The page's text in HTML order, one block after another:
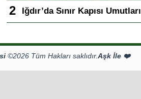
Iğdır’da Sınır Kapısı Umutları
©2026 Tüm Hakları saklıdır.Aşk İle ❤️